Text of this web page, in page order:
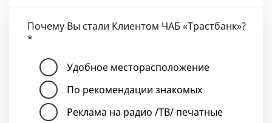
Почему Вы стали Клиентом ЧАБ «Трастбанк»?
*
Удобное месторасположение
По рекомендации знакомых
Реклама на радио /ТВ/ печатные